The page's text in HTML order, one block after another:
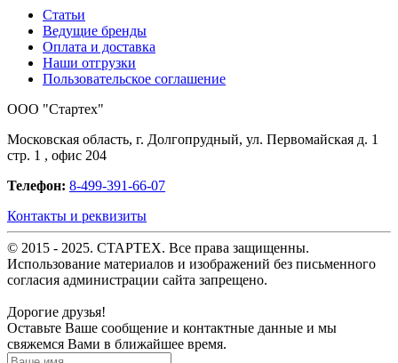
Статьи
Ведущие бренды
Оплата и доставка
Наши отгрузки
Пользовательское соглашение
OOO "Стартех"
Московская область, г. Долгопрудный, ул. Первомайская д. 1
стр. 1 , офис 204
Телефон: 8-499-391-66-07
Контакты и реквизиты
© 2015 - 2025. СТАРТЕХ. Все права защищенны.
Использование материалов и изображений без письменного
согласия администрации сайта запрещено.
Дорогие друзья!
Оставьте Ваше сообщение и контактные данные и мы
свяжемся Вами в ближайшее время.